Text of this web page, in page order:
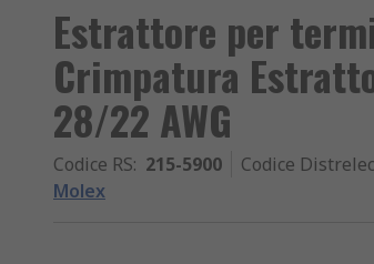
Estrattore per
Crimpatura
28/22 AWG
Codice RS: 215-5900 Codice Distrelec
Molex